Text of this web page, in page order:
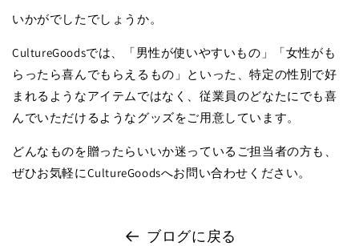
いかがでしたでしょうか。
CultureGoodsでは、「男性が使いやすいもの」「女性がも
らったら喜んでもらえるもの」といった、特定の性別で好
まれるようなアイテムではなく、従業員のどなたにでも喜
んでいただけるようなグッズをご用意しています。
どんなものを贈ったらいいか迷っているご担当者の方も、
ぜひお気軽にCultureGoodsへお問い合わせください。
ブログに戻る